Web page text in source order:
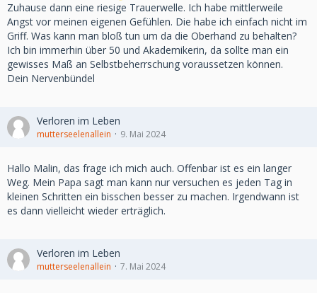
Zuhause dann eine riesige Trauerwelle. Ich habe mittlerweile
Angst vor meinen eigenen Gefühlen. Die habe ich einfach nicht im
Griff. Was kann man bloß tun um da die Oberhand zu behalten?
Ich bin immerhin über 50 und Akademikerin, da sollte man ein
gewisses Maß an Selbstbeherrschung voraussetzen können.
Dein Nervenbündel
Verloren im Leben
mutterseelenallein 9. Mai 2024
Hallo Malin, das frage ich mich auch. Offenbar ist es ein langer
Weg. Mein Papa sagt man kann nur versuchen es jeden Tag in
kleinen Schritten ein bisschen besser zu machen. Irgendwann ist
es dann vielleicht wieder erträglich.
Verloren im Leben
mutterseelenallein 7. Mai 2024